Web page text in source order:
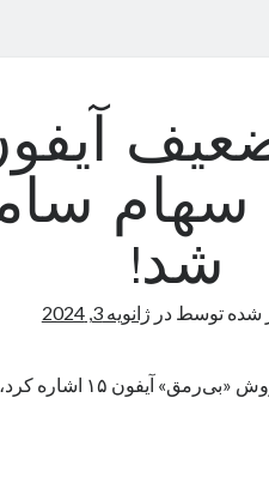
سهام
شد!
شده توسطدر ژانویه 3, 2024
پس از این‌که مؤسسه‌ای مالی